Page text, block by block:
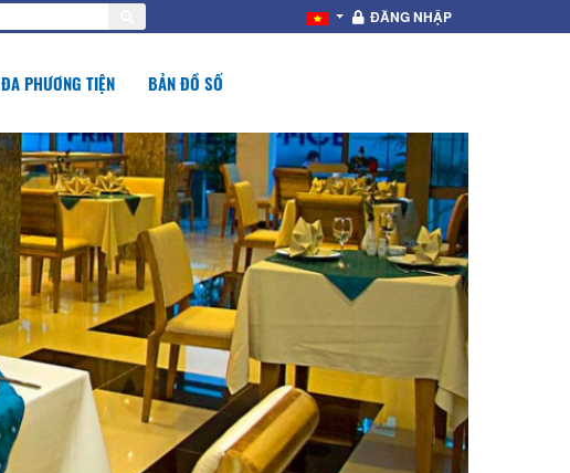
ĐĂNG NHẬP
ĐA PHƯƠNG TIỆN BẢN ĐỒ SỐ